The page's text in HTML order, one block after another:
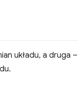
układu, a druga